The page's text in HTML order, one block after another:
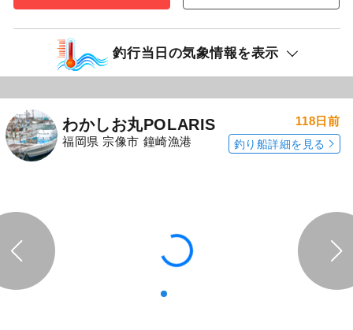
釣行当日の気象情報を表示
わかしお丸POLARIS
福岡県 宗像市 鐘崎漁港
118日前
釣り船詳細を見る